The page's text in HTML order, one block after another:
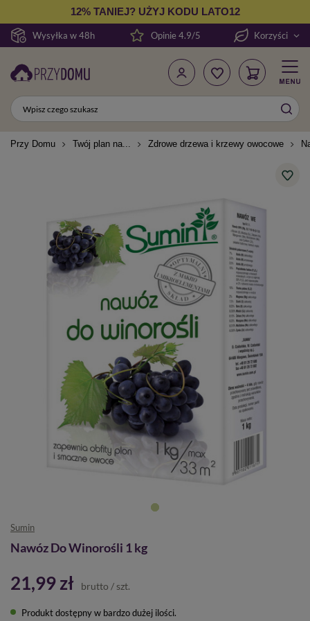
Wysyłka w 48h
12% TANIEJ? UŻYJ KODU LATO12
Opinie 4.9/5 Korzyści
Przy Domu Twój plan na... Zdrowe drzewa i krzewy owocowe
Sumin
Nawóz Do Winorośli 1 kg
21,99 zł brutto / szt.
Produkt dostępny w bardzo dużej ilości